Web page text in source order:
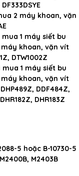
2 máy khoan, vặn
mua 1 máy siết bu
máy khoan, vặn vít
DTW1002Z
mua 1 máy siết bu
máy khoan, vặn vít
DDF484Z,
DHR183Z
5 hoặc B-10730-5
M2403B